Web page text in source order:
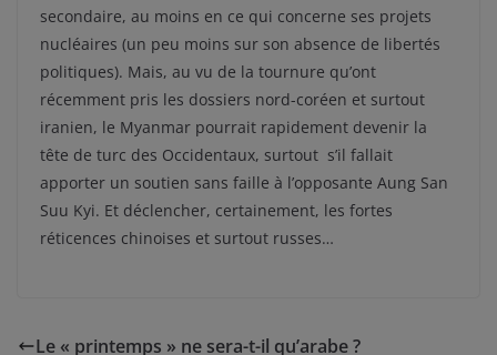
secondaire, au moins en ce qui concerne ses projets
nucléaires (un peu moins sur son absence de libertés
politiques). Mais, au vu de la tournure qu’ont
récemment pris les dossiers nord-coréen et surtout
iranien, le Myanmar pourrait rapidement devenir la
tête de turc des Occidentaux, surtout s’il fallait
apporter un soutien sans faille à l’opposante Aung San
Suu Kyi. Et déclencher, certainement, les fortes
réticences chinoises et surtout russes…
Le « printemps » ne sera-t-il qu’arabe ?